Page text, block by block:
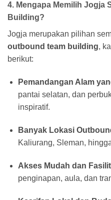
4. Mengapa Memilih Jogja
Building?
Jogja merupakan pilihan
outbound team building,
berikut:
Pemandangan Alam
pantai selatan, dan
inspiratif.
Banyak Lokasi
Kaliurang, Sleman,
Akses Mudah dan
penginapan, aula, dan